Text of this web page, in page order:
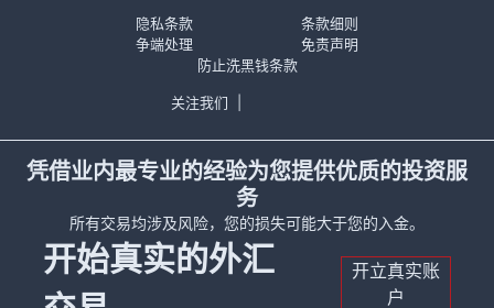
隐私条款
条款细则
争端处理
免责声明
防止洗黑钱条款
关注我们
凭借业内最专业的经验为您提供优质的投资服
务
所有交易均涉及风险，您的损失可能大于您的入金。
开始真实的外汇
开立真实账
户